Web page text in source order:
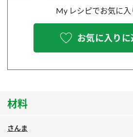
炊き込みご飯の素
スペシャルサイト
お酢を知ろう！
ぽん酢サワー
MIM（ミツカンミュージ
各部門が大切にしている
販売終了製品のご案内
よくあるご質問
地図から取り扱い店舗を探す
My レシピでお気に入
お気に入りに
材料
さんま